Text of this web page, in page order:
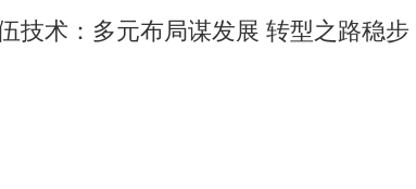
技术：多元布局谋发展 转型之路稳步